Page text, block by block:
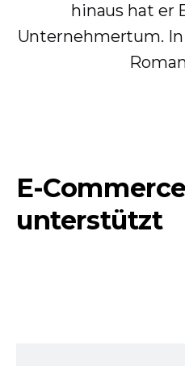
hinaus hat er
Unternehmertum.
E-
unterstützt